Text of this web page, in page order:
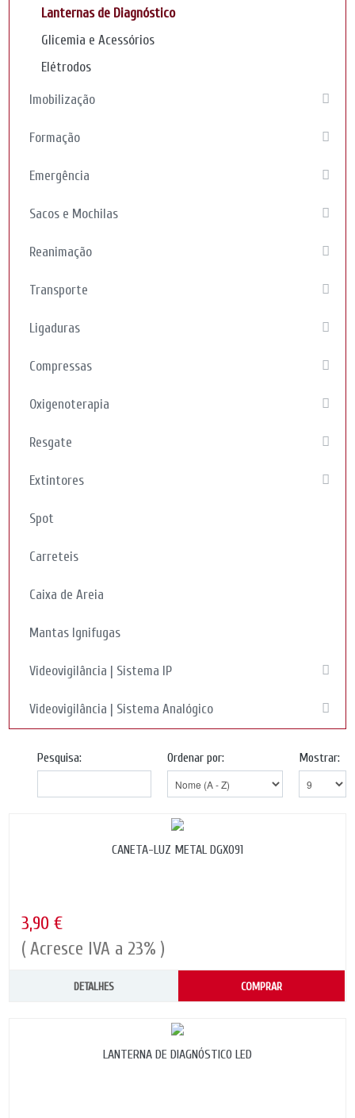
Lanternas de Diagnóstico
Glicemia e Acessórios
Elétrodos
Imobilização
Formação
Emergência
Sacos e Mochilas
Reanimação
Transporte
Ligaduras
Compressas
Oxigenoterapia
Resgate
Extintores
Spot
Carreteis
Caixa de Areia
Mantas Ignifugas
Videovigilância | Sistema IP
Videovigilância | Sistema Analógico
Mostrar:
Ordenar por:
Pesquisa:
CANETA-LUZ METAL DGX091
3,90 €
( Acresce IVA a 23% )
DETALHES COMPRAR
LANTERNA DE DIAGNÓSTICO LED